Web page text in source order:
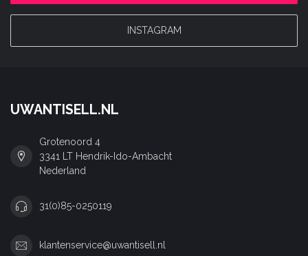
INSTAGRAM
UWANTISELL.NL
Grotenoord 4
3341 LT Hendrik-Ido-Ambacht
Nederland
31(0)85-0250119
klantenservice@uwantisell.nl